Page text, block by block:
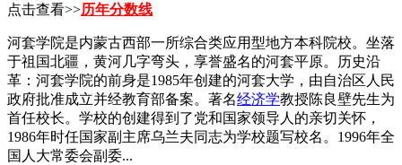
点击查看>>历年分数线
河套学院是内蒙古西部一所综合类应用型地方本科院校。坐落
于祖国北疆，黄河几字弯头，享誉盛名的河套平原。历史沿
革：河套学院的前身是1985年创建的河套大学，由自治区人民
政府批准成立并经教育部备案。著名经济学教授陈良壁先生为
首任校长。学校的创建得到了党和国家领导人的亲切关怀，
1986年时任国家副主席乌兰夫同志为学校题写校名。1996年全
国人大常委会副委...